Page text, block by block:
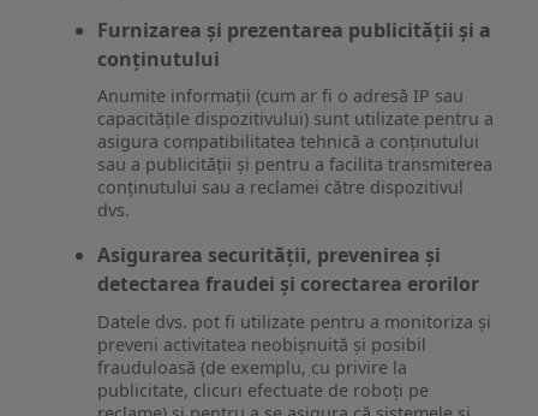
Furnizarea și prezentarea publicității și a
conținutului
Anumite informații (cum ar fi o adresă IP sau
capacitățile dispozitivului) sunt utilizate pentru a
asigura compatibilitatea tehnică a conținutului
sau a publicității și pentru a facilita transmiterea
conținutului sau a reclamei către dispozitivul
dvs.
Asigurarea securității, prevenirea și
detectarea fraudei și corectarea erorilor
Datele dvs. pot fi utilizate pentru a monitoriza și
preveni activitatea neobișnuită și posibil
frauduloasă (de exemplu, cu privire la
publicitate, clicuri efectuate de roboți pe